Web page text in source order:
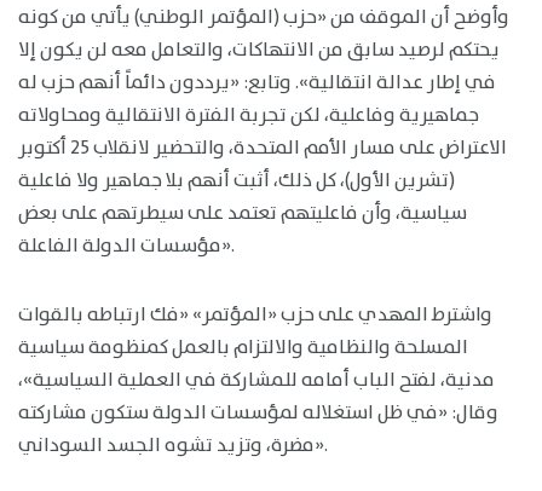
وأوضح أن الموقف من «حزب (المؤتمر الوطني) يأتي من كونه
يحتكم لرصيد سابق من الانتهاكات، والتعامل معه لن يكون إلا
في إطار عدالة انتقالية». وتابع: «يرددون دائماً أنهم حزب له
جماهيرية وفاعلية، لكن تجربة الفترة الانتقالية ومحاولاته
الاعتراض على مسار الأمم المتحدة، والتحضير لانقلاب 25 أكتوبر
(تشرين الأول)، كل ذلك، أثبت أنهم بلا جماهير ولا فاعلية
سياسية، وأن فاعليتهم تعتمد على سيطرتهم على بعض
مؤسسات الدولة الفاعلة».
واشترط المهدي على حزب «المؤتمر» «فك ارتباطه بالقوات
المسلحة والنظامية والالتزام بالعمل كمنظومة سياسية
مدنية، لفتح الباب أمامه للمشاركة في العملية السياسية»،
وقال: «في ظل استغلاله لمؤسسات الدولة ستكون مشاركته
مضرة، وتزيد تشوه الجسد السوداني».